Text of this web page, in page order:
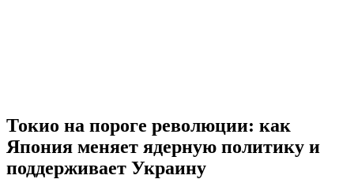
Токио на пороге революции: как
Япония меняет ядерную политику и
поддерживает Украину